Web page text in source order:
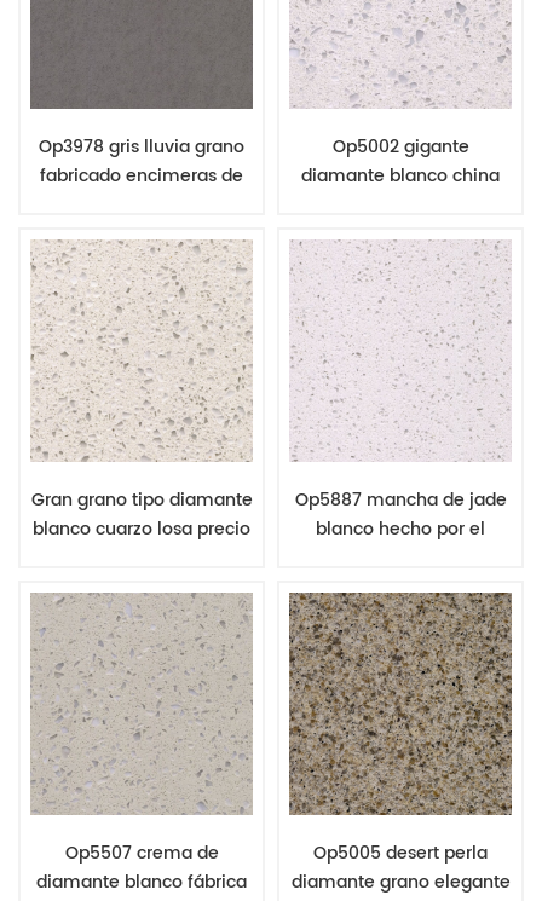
Op3978 gris lluvia grano
fabricado encimeras de
Op5002 gigante
diamante blanco china
mayor
Gran grano tipo diamante
blanco cuarzo losa precio
Op5887 mancha de jade
blanco hecho por el
porcelana de cuarzo
Op5507 crema de
diamante blanco fábrica
Op5005 desert perla
diamante grano elegante